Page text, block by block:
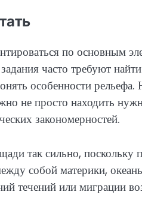
по основным
часто требуют
особенности
не просто находить
закономерностей.
так сильно, поскольку
собой материки,
течений или миграции